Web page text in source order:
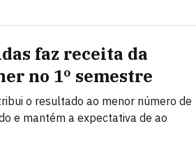
faz receita da
no 1º semestre
o resultado ao menor número de
e mantém a expectativa de ao